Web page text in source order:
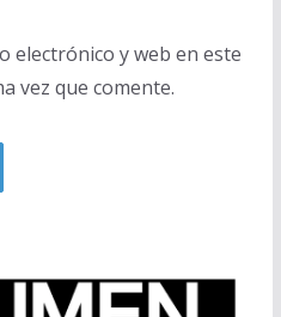
electrónico y web en este
vez que comente.